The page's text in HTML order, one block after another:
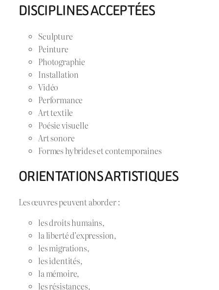
DISCIPLINES ACCEPTÉES
Sculpture
Peinture
Photographie
Installation
Vidéo
Performance
Art textile
Poésie visuelle
Art sonore
Formes hybrides et contemporaines
ORIENTATIONS ARTISTIQUES
Les œuvres peuvent aborder :
les droits humains,
la liberté d’expression,
les migrations,
les identités,
la mémoire,
les résistances,